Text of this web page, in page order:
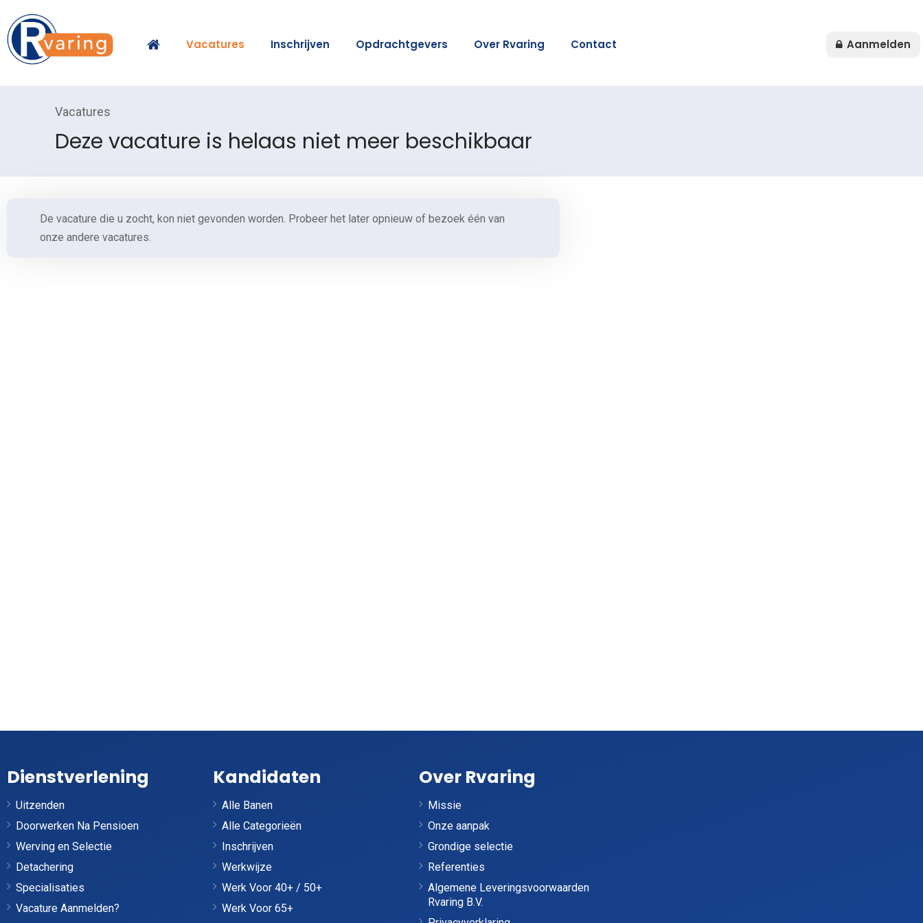
Vacatures Inschrijven Opdrachtgevers Over Rvaring Contact Aanmelden
Vacatures
Deze vacature is helaas niet meer beschikbaar
De vacature die u zocht, kon niet gevonden worden. Probeer het later opnieuw of bezoek één van
onze andere vacatures.
Dienstverlening
Uitzenden
Doorwerken Na Pensioen
Werving en Selectie
Detachering
Specialisaties
Vacature Aanmelden?
Kandidaten
Alle Banen
Alle Categorieën
Inschrijven
Werkwijze
Werk Voor 40+ / 50+
Werk Voor 65+
Over Rvaring
Missie
Onze aanpak
Grondige selectie
Referenties
Algemene Leveringsvoorwaarden
Rvaring B.V.